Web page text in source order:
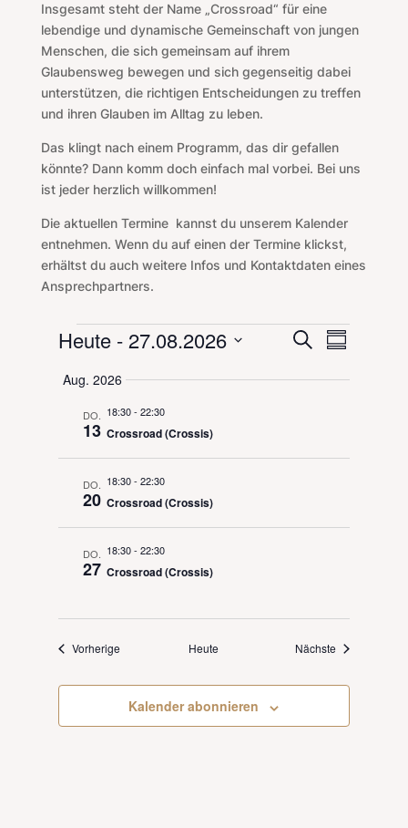
Insgesamt steht der Name „Crossroad“ für eine
lebendige und dynamische Gemeinschaft von jungen
Menschen, die sich gemeinsam auf ihrem
Glaubensweg bewegen und sich gegenseitig dabei
unterstützen, die richtigen Entscheidungen zu treffen
und ihren Glauben im Alltag zu leben.
Das klingt nach einem Programm, das dir gefallen
könnte? Dann komm doch einfach mal vorbei. Bei uns
ist jeder herzlich willkommen!
Die aktuellen Termine kannst du unserem Kalender
entnehmen. Wenn du auf einen der Termine klickst,
erhältst du auch weitere Infos und Kontaktdaten eines
Ansprechpartners.
Veranstaltungen
und
Suche
Heute - 27.08.2026
auswählen.
Aug. 2026
DO.
13
18:30-22:30
Crossroad (Crossis)
DO.
20
18:30-22:30
Crossroad (Crossis)
DO.
27
18:30-22:30
Crossroad (Crossis)
Vorherige VeranstaltungenHeute Nächste
Kalender abonnieren